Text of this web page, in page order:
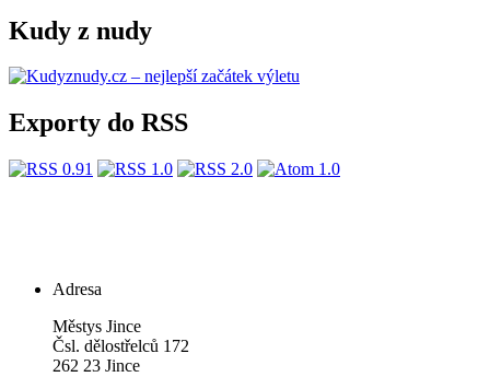
Kudy z nudy
Exporty do RSS
Adresa
Městys Jince
Čsl. dělostřelců 172
262 23 Jince